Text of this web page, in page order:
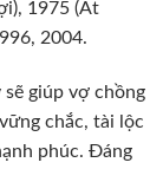
1975 (Ất
2004.
giúp vợ chồng
chắc, tài lộc
phúc. Đáng